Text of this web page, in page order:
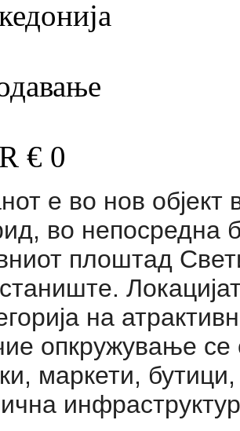
€ 0
е во нов објект
во непосредна
плоштад
на
опкружување се
маркети,